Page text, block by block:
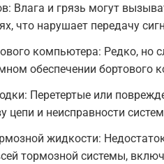
Влага и грязь могут
что нарушает передачу
компьютера: Редко, но
обеспечении бортового
Перетертые или
цепи и неисправности
жидкости:
тормозной системы,